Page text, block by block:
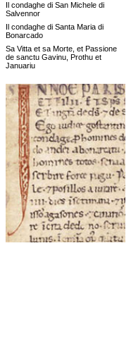
Il condaghe di San Michele di
Salvennor
Il condaghe di Santa Maria di
Bonarcado
Sa Vitta et sa Morte, et Passione
de sanctu Gavinu, Prothu et
Januariu